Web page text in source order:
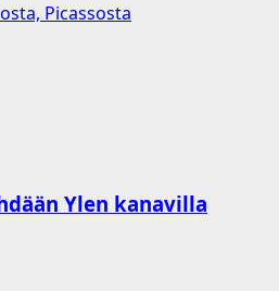
Picassosta
Ylen kanavilla